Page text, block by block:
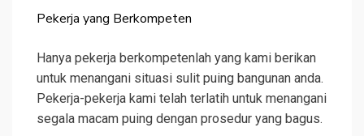
Pekerja yang Berkompeten
Hanya pekerja berkompetenlah yang kami berikan
untuk menangani situasi sulit puing bangunan anda.
Pekerja-pekerja kami telah terlatih untuk menangani
segala macam puing dengan prosedur yang bagus.